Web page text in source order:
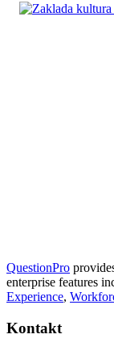
QuestionPro
enterprise features
Experience,
Kontakt